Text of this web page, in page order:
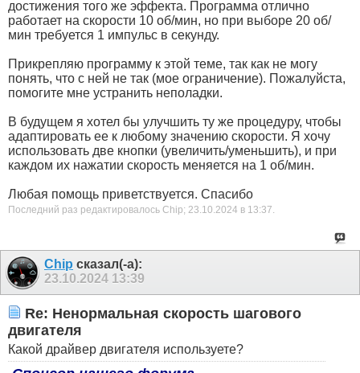
достижения того же эффекта. Программа отлично
работает на скорости 10 об/мин, но при выборе 20 об/
мин требуется 1 импульс в секунду.
Прикрепляю программу к этой теме, так как не могу
понять, что с ней не так (мое ограничение). Пожалуйста,
помогите мне устранить неполадки.
В будущем я хотел бы улучшить ту же процедуру, чтобы
адаптировать ее к любому значению скорости. Я хочу
использовать две кнопки (увеличить/уменьшить), и при
каждом их нажатии скорость меняется на 1 об/мин.
Любая помощь приветствуется. Спасибо
Последний раз редактировалось Chip; 23.10.2024 в 13:37.
Chip сказал(-а):
23.10.2024 13:39
Re: Ненормальная скорость шагового
двигателя
Какой драйвер двигателя используете?